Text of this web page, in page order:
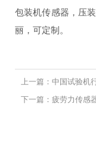
包装机传感器，压
丽，可定制。
上一篇：中国试验机
下一篇：疲劳力传感